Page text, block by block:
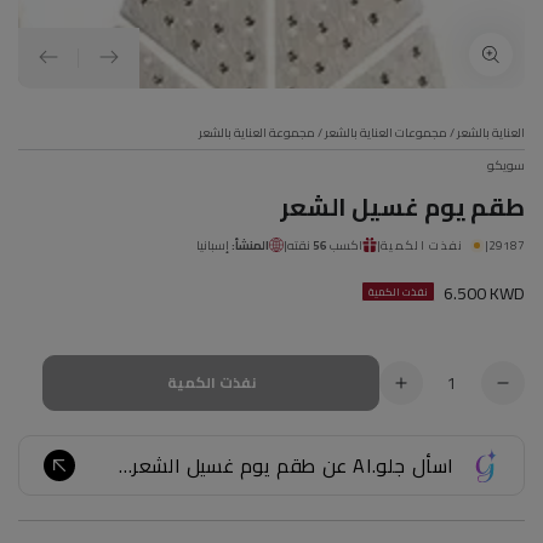
العناية بالشعر/مجموعات العناية بالشعر/مجموعة العناية بالشعر
سويكو
طقم يوم غسيل الشعر
29187
| نفذت الكمية| اكسب56 نقته| المنشأ: إسبانيا
سعر
6.500 KWD نفذت الكمية
الكمية
ل
طقم
غسيل
زيادة
طقم
غسيل
نفذت الكمية
اسأل جلو.AI عن طقم يوم غسيل الشعر...